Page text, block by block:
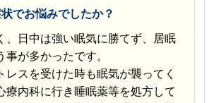
でお悩みでしたか？
、日中は強い眠気に勝てず、居眠
事が多かったです。
レスを受けた時も眠気が襲ってく
療内科に行き睡眠薬等を処方して